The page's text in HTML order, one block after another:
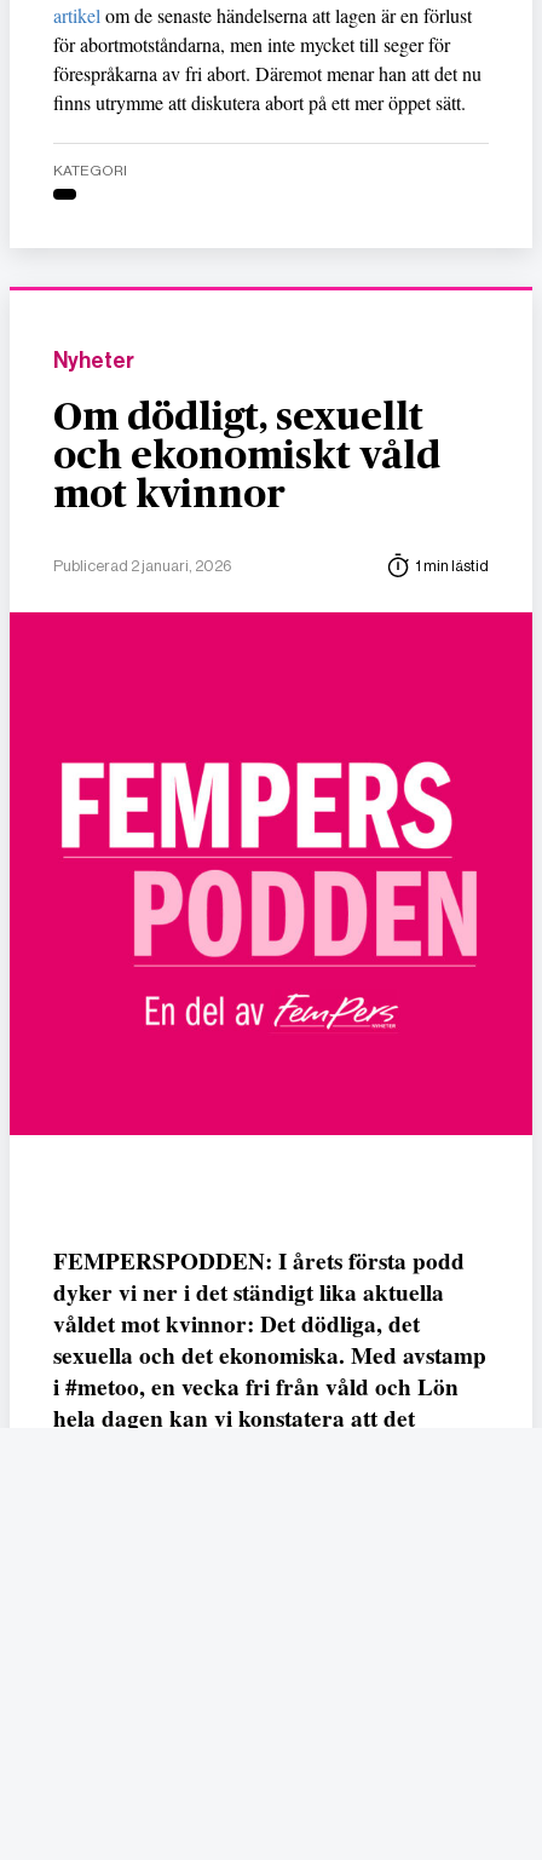
artikel om de senaste händelserna att lagen är en förlust
för abortmotståndarna, men inte mycket till seger för
förespråkarna av fri abort. Däremot menar han att det nu
finns utrymme att diskutera abort på ett mer öppet sätt.
KATEGORI
Nyheter
Om dödligt, sexuellt
och ekonomiskt våld
mot kvinnor
Publicerad 2 januari, 2026 1 min lästid
FEMPERSPODDEN: I årets första podd
dyker vi ner i det ständigt lika aktuella
våldet mot kvinnor: Det dödliga, det
sexuella och det ekonomiska. Med avstamp
i #metoo, en vecka fri från våld och Lön
hela dagen kan vi konstatera att det